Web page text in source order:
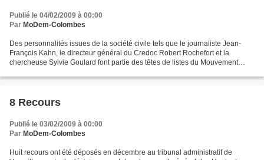
Publié le 04/02/2009 à 00:00
Par MoDem-Colombes
Des personnalités issues de la société civile tels que le journaliste Jean-
François Kahn, le directeur général du Credoc Robert Rochefort et la
chercheuse Sylvie Goulard font partie des têtes de listes du Mouvement
8 Recours
Publié le 03/02/2009 à 00:00
Par MoDem-Colombes
Huit recours ont été déposés en décembre au tribunal administratif de